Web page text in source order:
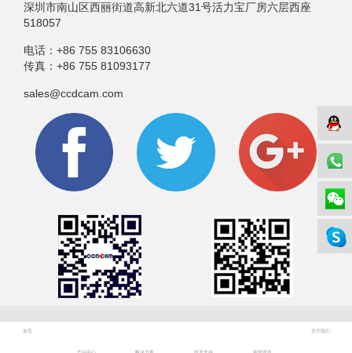
首页
产品中心 解决方案 技术支持 新闻资讯
关于我们
深圳市南山区西丽街道高新北六道31号活力宝厂房六层西座
518057
电话： +86 755 83106630
传真： +86 755 81093177
sales@ccdcam.com
© 深圳市海思腾科技有限公司 Copyright, All Rights Reserved.